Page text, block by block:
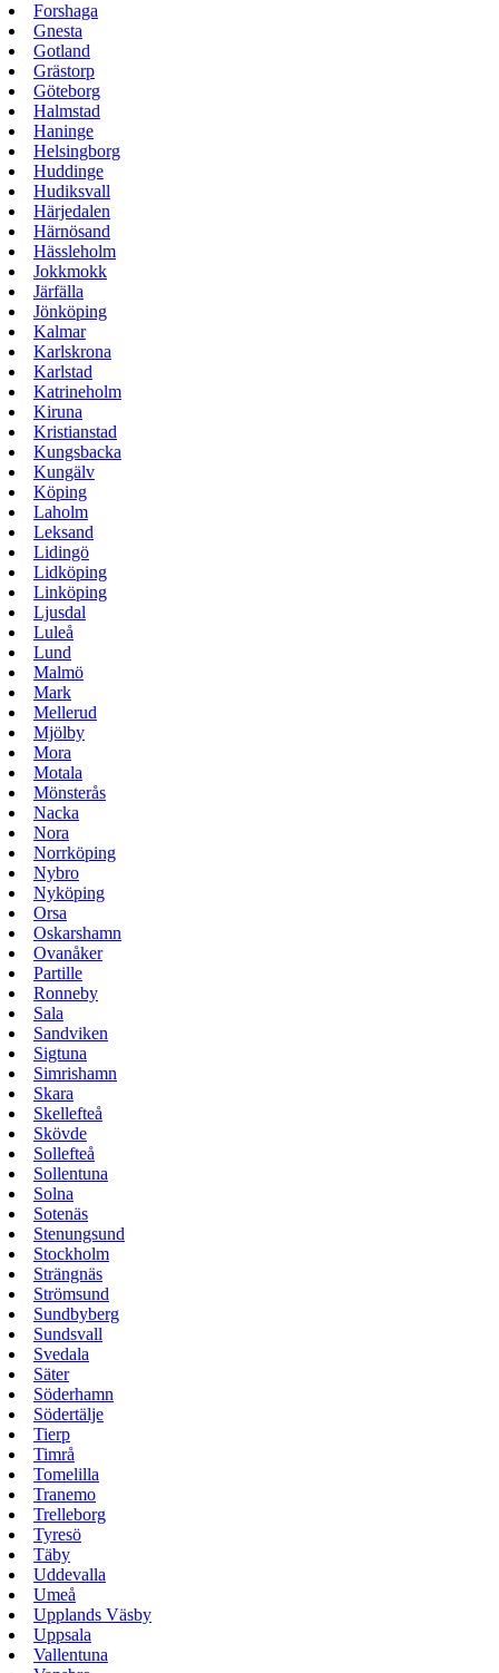
Forshaga
Gnesta
Gotland
Grästorp
Göteborg
Halmstad
Haninge
Helsingborg
Huddinge
Hudiksvall
Härjedalen
Härnösand
Hässleholm
Jokkmokk
Järfälla
Jönköping
Kalmar
Karlskrona
Karlstad
Katrineholm
Kiruna
Kristianstad
Kungsbacka
Kungälv
Köping
Laholm
Leksand
Lidingö
Lidköping
Linköping
Ljusdal
Luleå
Lund
Malmö
Mark
Mellerud
Mjölby
Mora
Motala
Mönsterås
Nacka
Nora
Norrköping
Nybro
Nyköping
Orsa
Oskarshamn
Ovanåker
Partille
Ronneby
Sala
Sandviken
Sigtuna
Simrishamn
Skara
Skellefteå
Skövde
Sollefteå
Sollentuna
Solna
Sotenäs
Stenungsund
Stockholm
Strängnäs
Strömsund
Sundbyberg
Sundsvall
Svedala
Säter
Söderhamn
Södertälje
Tierp
Timrå
Tomelilla
Tranemo
Trelleborg
Tyresö
Täby
Uddevalla
Umeå
Upplands Väsby
Uppsala
Vallentuna